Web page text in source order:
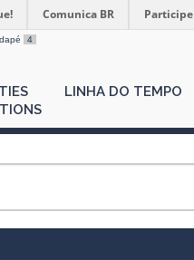
Comunica BR Participe
4
LINHA DO TEMPO